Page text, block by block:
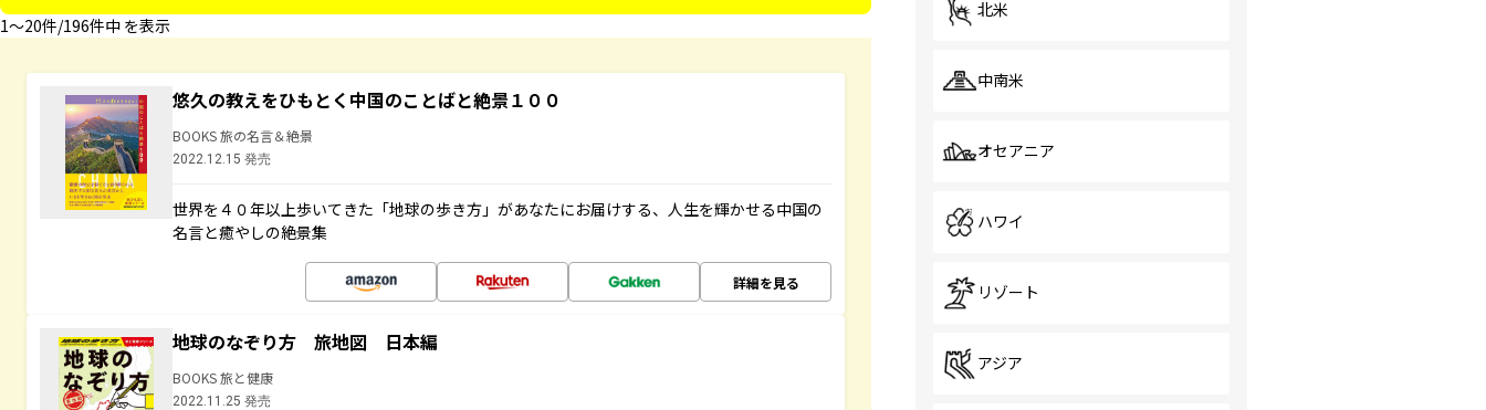
1〜20件/196件中 を表示
悠久の教えをひもとく中国のことばと絶景１００
BOOKS 旅の名言＆絶景
2022.12.15 発売
世界を４０年以上歩いてきた「地球の歩き方」があなたにお届けする、人生を輝かせる中国の
名言と癒やしの絶景集
詳細を見る
地球のなぞり方 旅地図 日本編
BOOKS 旅と健康
2022.11.25 発売
北米
中南米
オセアニア
ハワイ
リゾート
アジア